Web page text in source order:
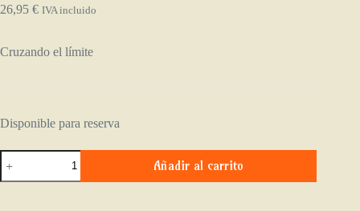
26,95 € IVA incluido
Cruzando el límite
Disponible para reserva
Soportes
para
cartas
Añadir al carrito